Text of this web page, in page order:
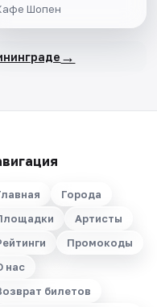
Шопен
→
Города
Артисты
Промокоды
нас
билетов